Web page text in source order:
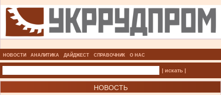
НОВОСТИ АНАЛИТИКА ДАЙДЖЕСТ СПРАВОЧНИК О НАС
| искать |
НОВОСТЬ